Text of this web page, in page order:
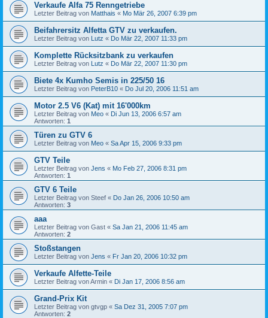
Verkaufe Alfa 75 Renngetriebe
Letzter Beitrag von Matthais « Mo Mär 26, 2007 6:39 pm
Beifahrersitz Alfetta GTV zu verkaufen.
Letzter Beitrag von Lutz « Do Mär 22, 2007 11:33 pm
Komplette Rücksitzbank zu verkaufen
Letzter Beitrag von Lutz « Do Mär 22, 2007 11:30 pm
Biete 4x Kumho Semis in 225/50 16
Letzter Beitrag von PeterB10 « Do Jul 20, 2006 11:51 am
Motor 2.5 V6 (Kat) mit 16'000km
Letzter Beitrag von Meo « Di Jun 13, 2006 6:57 am
Antworten: 1
Türen zu GTV 6
Letzter Beitrag von Meo « Sa Apr 15, 2006 9:33 pm
GTV Teile
Letzter Beitrag von Jens « Mo Feb 27, 2006 8:31 pm
Antworten: 1
GTV 6 Teile
Letzter Beitrag von Steef « Do Jan 26, 2006 10:50 am
Antworten: 3
aaa
Letzter Beitrag von Gast « Sa Jan 21, 2006 11:45 am
Antworten: 2
Stoßstangen
Letzter Beitrag von Jens « Fr Jan 20, 2006 10:32 pm
Verkaufe Alfette-Teile
Letzter Beitrag vonArmin « Di Jan 17, 2006 8:56 am
Grand-Prix Kit
Letzter Beitrag von gtvgp « Sa Dez 31, 2005 7:07 pm
Antworten: 2